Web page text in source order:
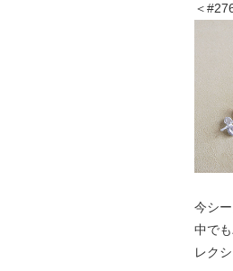
＜
今シ
中で
レク